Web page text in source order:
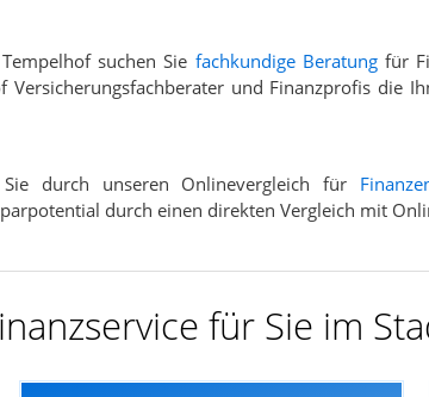
suchen Sie fachkundige Beratungfür
und Finanzprofis die
durch unseren Onlinevergleich für
durch einen direkten Vergleich mit
für Sie im